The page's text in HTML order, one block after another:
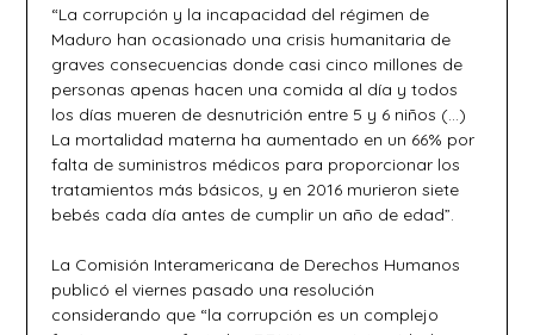
“La corrupción y la incapacidad del régimen de
Maduro han ocasionado una crisis humanitaria de
graves consecuencias donde casi cinco millones de
personas apenas hacen una comida al día y todos
los días mueren de desnutrición entre 5 y 6 niños (…)
La mortalidad materna ha aumentado en un 66% por
falta de suministros médicos para proporcionar los
tratamientos más básicos, y en 2016 murieron siete
bebés cada día antes de cumplir un año de edad”.
La Comisión Interamericana de Derechos Humanos
publicó el viernes pasado una resolución
considerando que “la corrupción es un complejo